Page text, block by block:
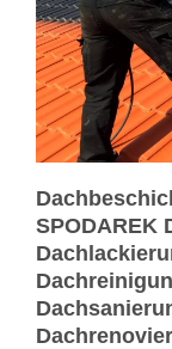
SPODAREK